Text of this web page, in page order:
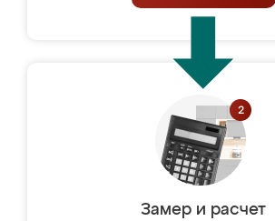
Замер и расчет